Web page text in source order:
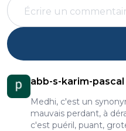
abb-s-karim-pascal
Medhi, c'est un
mauvais perdant, à
c'est puéril, puant,